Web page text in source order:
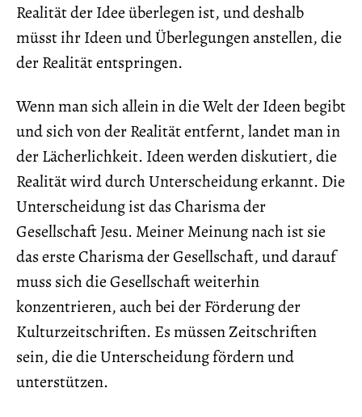
Realität der Idee überlegen ist, und deshalb
müsst ihr Ideen und Überlegungen anstellen, die
der Realität entspringen.
Wenn man sich allein in die Welt der Ideen begibt
und sich von der Realität entfernt, landet man in
der Lächerlichkeit. Ideen werden diskutiert, die
Realität wird durch Unterscheidung erkannt. Die
Unterscheidung ist das Charisma der
Gesellschaft Jesu. Meiner Meinung nach ist sie
das erste Charisma der Gesellschaft, und darauf
muss sich die Gesellschaft weiterhin
konzentrieren, auch bei der Förderung der
Kulturzeitschriften. Es müssen Zeitschriften
sein, die die Unterscheidung fördern und
unterstützen.